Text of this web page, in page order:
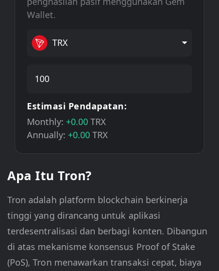
Wallet.
TRX
Estimasi Pendapatan:
Monthly: +0.00 TRX
Annually: +0.00 TRX
Apa Itu Tron?
Tron adalah platform blockchain berkinerja
tinggi yang dirancang untuk aplikasi
terdesentralisasi dan berbagi konten. Dibangun
di atas mekanisme konsensus Proof of Stake
(PoS), Tron menawarkan transaksi cepat, biaya